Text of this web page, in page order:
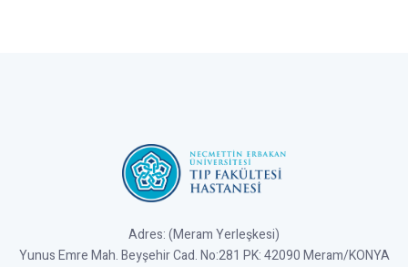
Adres: (Meram Yerleşkesi)
Yunus Emre Mah. Beyşehir Cad. No:281 PK: 42090 Meram/KONYA